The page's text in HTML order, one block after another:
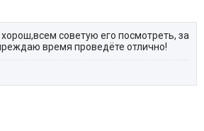
советую его посмотреть, за
время проведёте отлично!